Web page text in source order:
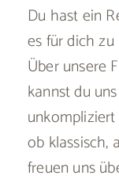
Du hast ein
es für dich
Über unsere
kannst du
ob klassisch,
freuen uns